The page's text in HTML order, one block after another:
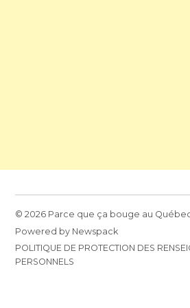
© 2026 Parce que ça bouge au
Powered by Newspack
POLITIQUE DE PROTECTION DES
PERSONNELS